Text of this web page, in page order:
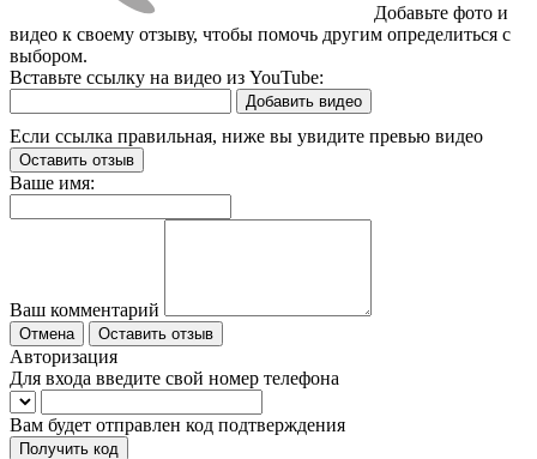
Добавьте фото и
видео к своему отзыву, чтобы помочь другим определиться с
выбором.
Вставьте ссылку на видео из YouTube:
Добавить видео
Если ссылка правильная, ниже вы увидите превью видео
Оставить отзыв
Ваше имя:
Ваш комментарий
Отмена Оставить отзыв
Авторизация
Для входа введите свой номер телефона
Вам будет отправлен код подтверждения
Получить код